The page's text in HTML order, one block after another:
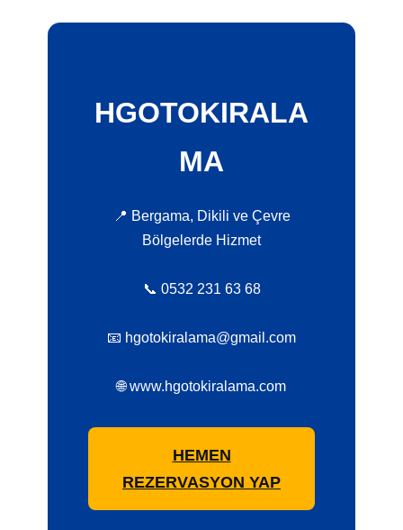
HGOTOKIRALA
MA
📍 Bergama, Dikili ve Çevre
Bölgelerde Hizmet
📞 0532 231 63 68
📧 hgotokiralama@gmail.com
🌐 www.hgotokiralama.com
HEMEN
REZERVASYON YAP